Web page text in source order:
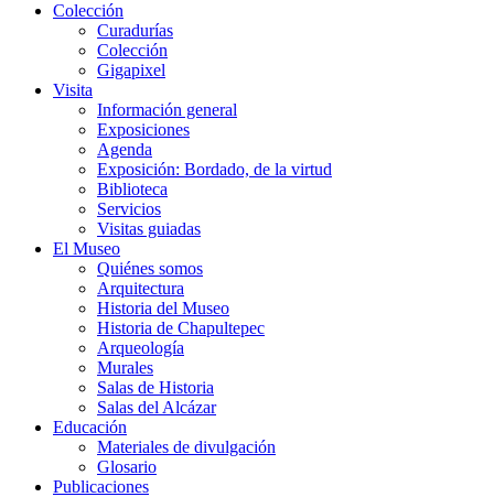
Colección
Curadurías
Colección
Gigapixel
Visita
Información general
Exposiciones
Agenda
Exposición: Bordado, de la virtud
Biblioteca
Servicios
Visitas guiadas
El Museo
Quiénes somos
Arquitectura
Historia del Museo
Historia de Chapultepec
Arqueología
Murales
Salas de Historia
Salas del Alcázar
Educación
Materiales de divulgación
Glosario
Publicaciones